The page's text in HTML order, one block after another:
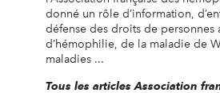
donné un rôle d’information,
défense des droits de personnes
d’hémophilie, de la maladie de
maladies ...
Tous les articles Association